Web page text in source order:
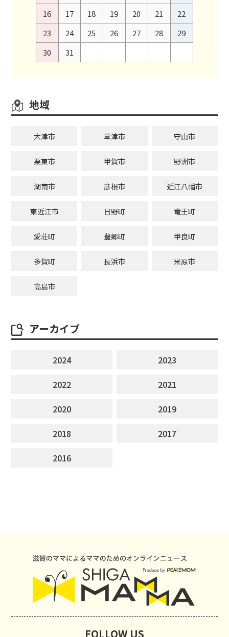
16
17 18 19 20 21
22
23
24 25 26 27 28
29
30
31
地域
大津市 草津市 守山市
栗東市 甲賀市 野洲市
湖南市 彦根市 近江八幡市
東近江市 日野町 竜王町
愛荘町 豊郷町 甲良町
多賀町 長浜市 米原市
高島市
アーカイブ
2024
2023
2022
2021
2020
2019
2018
2017
2016
FOLLOW US